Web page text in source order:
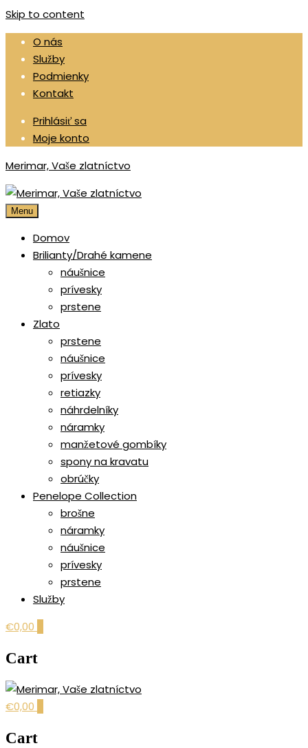
Skip to content
O nás
Služby
Podmienky
Kontakt
Prihlásiť sa
Moje konto
Merimar, Vaše zlatníctvo
Menu
Domov
Brilianty/Drahé kamene
náušnice
prívesky
prstene
Zlato
prstene
náušnice
prívesky
retiazky
náhrdelníky
náramky
manžetové gombíky
spony na kravatu
obrúčky
Penelope Collection
brošne
náramky
náušnice
prívesky
prstene
Služby
€0,00
Cart
šperky pre každú príležitosť
€0,00
Cart